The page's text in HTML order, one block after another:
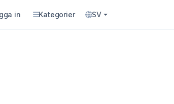
in Kategorier SV